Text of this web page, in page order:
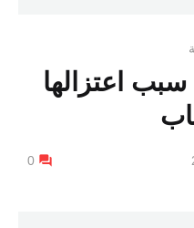
اعتزالها
0